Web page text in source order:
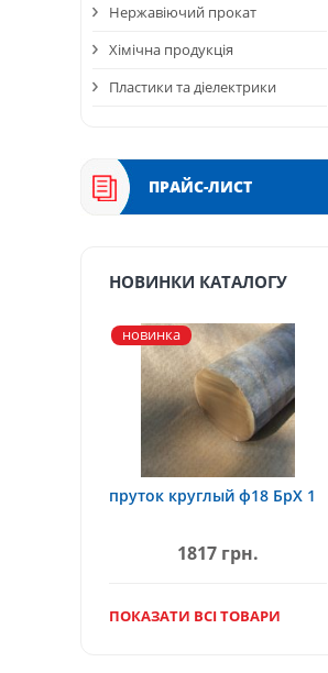
Нержавіючий прокат
Хімічна продукція
Пластики та діелектрики
ПРАЙС-ЛИСТ
НОВИНКИ КАТАЛОГУ
новинка
пруток круглый ф18 БрХ 1
1817 грн.
ПОКАЗАТИ ВСІ ТОВАРИ